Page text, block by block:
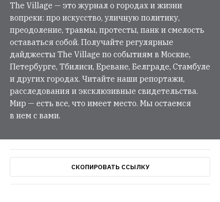
The Village — это журнал о городах и жизни
вопреки: про искусство, уличную политику,
преодоление, травмы, протесты, панк и смелость
оставаться собой. Получайте регулярные
дайджесты The Village по событиям в Москве,
Петербурге, Тбилиси, Ереване, Белграде, Стамбуле
и других городах. Читайте наши репортажи,
расследования и эксклюзивные свидетельства.
Мир — есть все, что имеет место. Мы остаемся
в нем с вами.
СКОПИРОВАТЬ ССЫЛКУ